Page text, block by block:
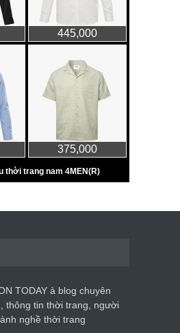
TODAY à blog chuyên
thông tin thời trang, người
nghề thời trang